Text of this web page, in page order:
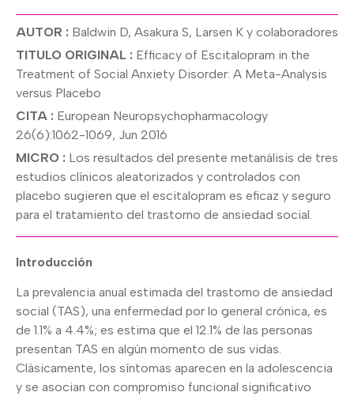
AUTOR : Baldwin D, Asakura S, Larsen K y colaboradores
TITULO ORIGINAL : Efficacy of Escitalopram in the
Treatment of Social Anxiety Disorder: A Meta-Analysis
versus Placebo
CITA : European Neuropsychopharmacology
26(6):1062-1069, Jun 2016
MICRO : Los resultados del presente metanálisis de tres
estudios clínicos aleatorizados y controlados con
placebo sugieren que el escitalopram es eficaz y seguro
para el tratamiento del trastorno de ansiedad social.
Introducción
La prevalencia anual estimada del trastorno de ansiedad
social (TAS), una enfermedad por lo general crónica, es
de 1.1% a 4.4%; es estima que el 12.1% de las personas
presentan TAS en algún momento de sus vidas.
Clásicamente, los síntomas aparecen en la adolescencia
y se asocian con compromiso funcional significativo